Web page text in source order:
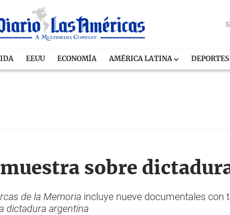
EEUU ECONOMÍA AMÉRICA LATINA
muestra sobre
de la Memoria incluye nueve documentales con
dictadura argentina